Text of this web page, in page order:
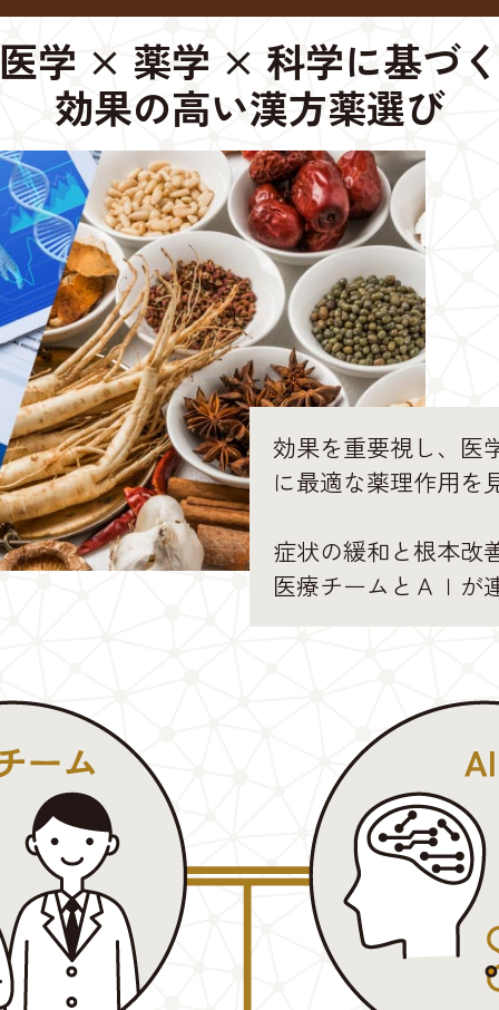
医学 × 薬学 × 科学に基づく
効果の高い漢方薬選び
効果を重要視し、
に最適な薬理作用を
症状の緩和と根本改
医療チームとＡＩが